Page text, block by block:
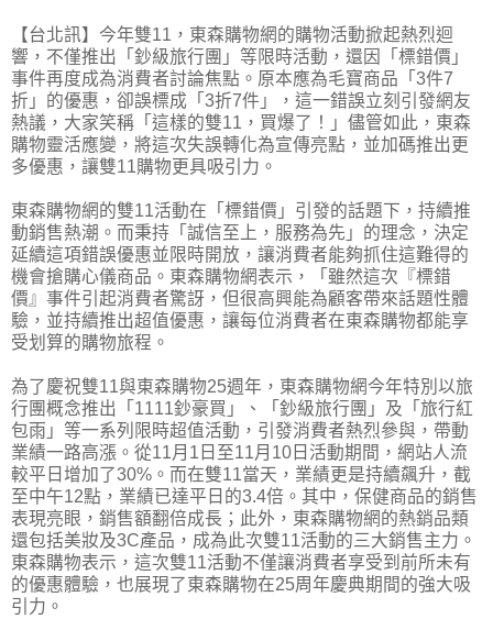
【台北訊】今年雙11，東森購物網的購物活動掀起熱烈迴
響，不僅推出「鈔級旅行團」等限時活動，還因「標錯價」
事件再度成為消費者討論焦點。原本應為毛寶商品「3件7
折」的優惠，卻誤標成「3折7件」，這一錯誤立刻引發網友
熱議，大家笑稱「這樣的雙11，買爆了！」儘管如此，東森
購物靈活應變，將這次失誤轉化為宣傳亮點，並加碼推出更
多優惠，讓雙11購物更具吸引力。
東森購物網的雙11活動在「標錯價」引發的話題下，持續推
動銷售熱潮。而秉持「誠信至上，服務為先」的理念，決定
延續這項錯誤優惠並限時開放，讓消費者能夠抓住這難得的
機會搶購心儀商品。東森購物網表示，「雖然這次『標錯
價』事件引起消費者驚訝，但很高興能為顧客帶來話題性體
驗，並持續推出超值優惠，讓每位消費者在東森購物都能享
受划算的購物旅程。
為了慶祝雙11與東森購物25週年，東森購物網今年特別以旅
行團概念推出「1111鈔豪買」、「鈔級旅行團」及「旅行紅
包雨」等一系列限時超值活動，引發消費者熱烈參與，帶動
業績一路高漲。從11月1日至11月10日活動期間，網站人流
較平日增加了30%。而在雙11當天，業績更是持續飆升，截
至中午12點，業績已達平日的3.4倍。其中，保健商品的銷售
表現亮眼，銷售額翻倍成長；此外，東森購物網的熱銷品類
還包括美妝及3C產品，成為此次雙11活動的三大銷售主力。
東森購物表示，這次雙11活動不僅讓消費者享受到前所未有
的優惠體驗，也展現了東森購物在25周年慶典期間的強大吸
引力。